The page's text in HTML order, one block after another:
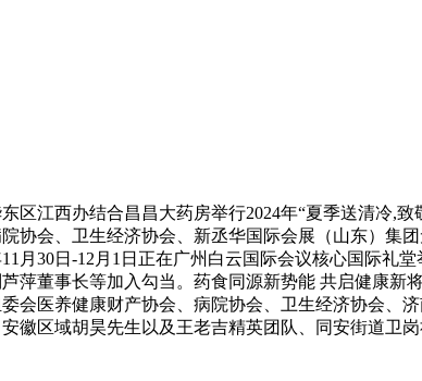
江西办结合昌昌大药房举行2024年“夏季送清冷,致
协会、卫生经济协会、新丞华国际会展（山东）集
月30日-12月1日正在广州白云国际会议核心国际
萍董事长等加入勾当。药食同源新势能 共启健康
会医养健康财产协会、病院协会、卫生经济协会、
徽区域胡昊先生以及王老吉精英团队、同安街道卫